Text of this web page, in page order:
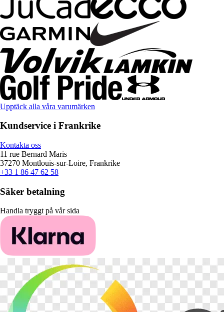
Upptäck alla våra varumärken
Kundservice i Frankrike
Kontakta oss
11 rue Bernard Maris
37270 Montlouis-sur-Loire, Frankrike
+33 1 86 47 62 58
Säker betalning
Handla tryggt på vår sida